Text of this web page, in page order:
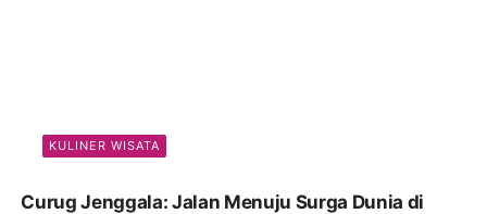
KULINER WISATA
Curug Jenggala: Jalan Menuju Surga Dunia di